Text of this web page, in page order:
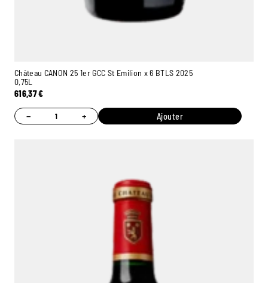
Château CANON 25 1er GCC St Emilion x 6 BTLS 2025
0,75L
616,37€
− + Ajouter